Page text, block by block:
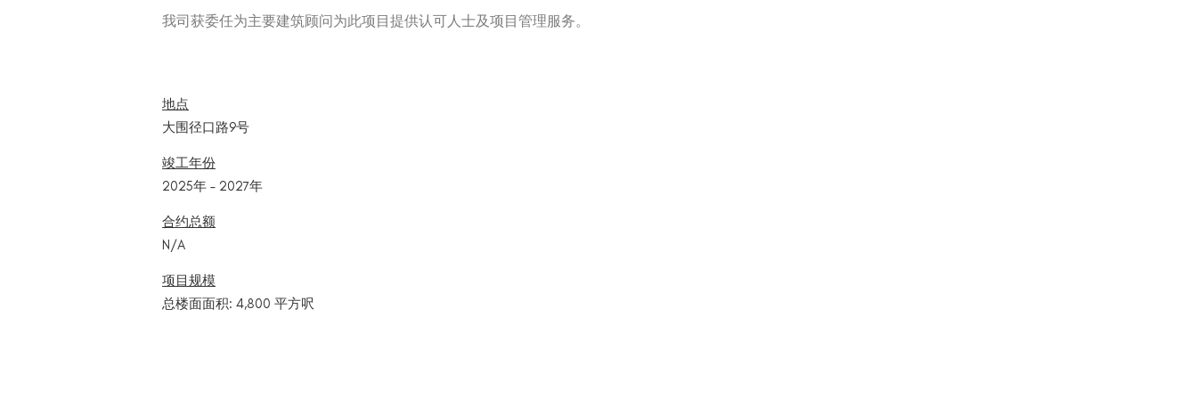
我司获委任为主要建筑顾问为此项目提供认可人士及项目管理服务。
地点
大围径口路9号
2025年 – 2027年
竣工年份
N/A
合约总额
总楼面面积: 4,800 平方呎
项目规模